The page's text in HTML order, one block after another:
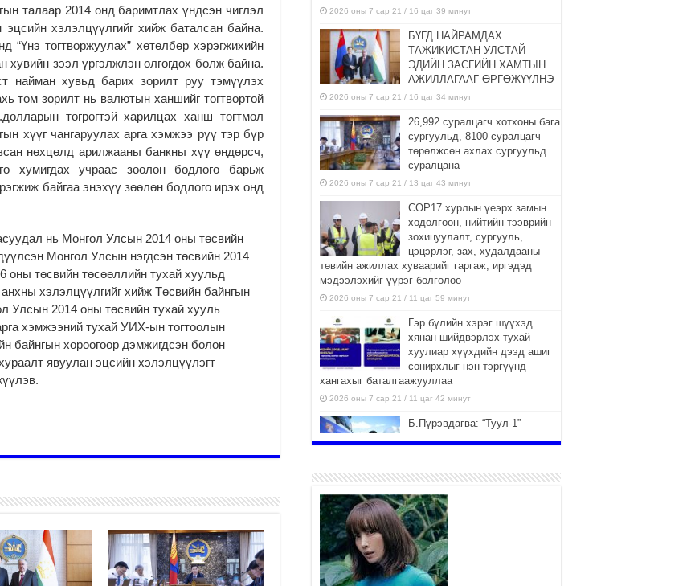
талаар 2014 онд баримтлах үндсэн чиглэл
хэлэлцүүлгийг хийж баталсан байна.
“Үнэ тогтворжуулах” хөтөлбөр хэрэгжихийн
хувийн зээл үргэлжлэн олгогдох болж байна.
найман хувьд барих зорилт руу тэмүүлэх
том зорилт нь валютын ханшийг тогтвортой
төгрөгтэй харилцах ханш тогтмол
хүүг чангаруулах арга хэмжээ рүү тэр бүр
нөхцөлд арилжааны банкны хүү өндөрсч,
хумигдах учраас зөөлөн бодлого барьж
байгаа энэхүү зөөлөн бодлого ирэх онд
нь Монгол Улсын 2014 оны төсвийн
Монгол Улсын нэгдсэн төсвийн 2014
оны төсвийн төсөөллийн тухай хуульд
хэлэлцүүлгийг хийж Төсвийн байнгын
Улсын 2014 оны төсвийн тухай хууль
хэмжээний тухай УИХ-ын тогтоолын
байнгын хороогоор дэмжигдсэн болон
явуулан эцсийн хэлэлцүүлэгт
2026 оны 7 сар 21 / 16 цаг 39 минут
БҮГД НАЙРАМДАХ
ТАЖИКИСТАН УЛСТАЙ
ЭДИЙН ЗАСГИЙН ХАМТЫН
АЖИЛЛАГААГ ӨРГӨЖҮҮЛНЭ
2026 оны 7 сар 21 / 16 цаг 34 минут
26,992 суралцагч хотхоны бага
сургуульд, 8100 суралцагч
төрөлжсөн ахлах сургуульд
суралцана
2026 оны 7 сар 21 / 13 цаг 43 минут
COP17 хурлын үеэрх замын
хөдөлгөөн, нийтийн тээврийн
зохицуулалт, сургууль,
цэцэрлэг, зах, худалдааны
төвийн ажиллах хуваарийг гаргаж, иргэдэд
мэдээлэхийг үүрэг болголоо
2026 оны 7 сар 21 / 11 цаг 59 минут
Гэр бүлийн хэрэг шүүхэд
хянан шийдвэрлэх тухай
хуулиар хүүхдийн дээд ашиг
сонирхлыг нэн тэргүүнд
хангахыг баталгаажууллаа
2026 оны 7 сар 21 / 11 цаг 42 минут
Б.Пүрэвдагва: “Туул-1”
2026 оны 7 сар 21 / 10 цаг 15 минут
НИЙСЛЭЛ, АЙМГИЙН
УДИРДЛАГУУДЫН АЖЛЫГ
ХҮНД СУРТЛЫГ БУУРУУЛЖ,
ИРГЭД, АЖ АХУЙН НЭГЖИЙН
АЧААГ ХЭРХЭН ХӨНГӨЛСНӨӨР ДҮГНЭНЭ